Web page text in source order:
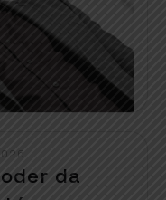
da